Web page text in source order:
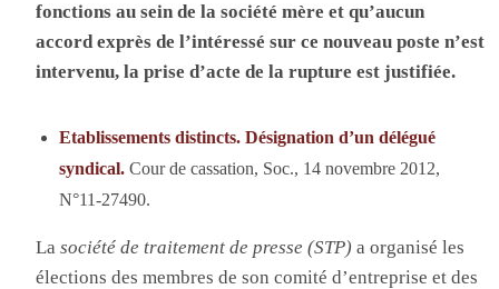
fonctions au sein de la société mère et qu’aucun
accord exprès de l’intéressé sur ce nouveau poste n’est
intervenu, la prise d’acte de la rupture est justifiée.
Etablissements distincts. Désignation d’un délégué
syndical. Cour de cassation, Soc., 14 novembre 2012,
N°11-27490.
Lasociété de traitement de presse (STP)a organisé les
élections des membres de son comité d’entreprise et des